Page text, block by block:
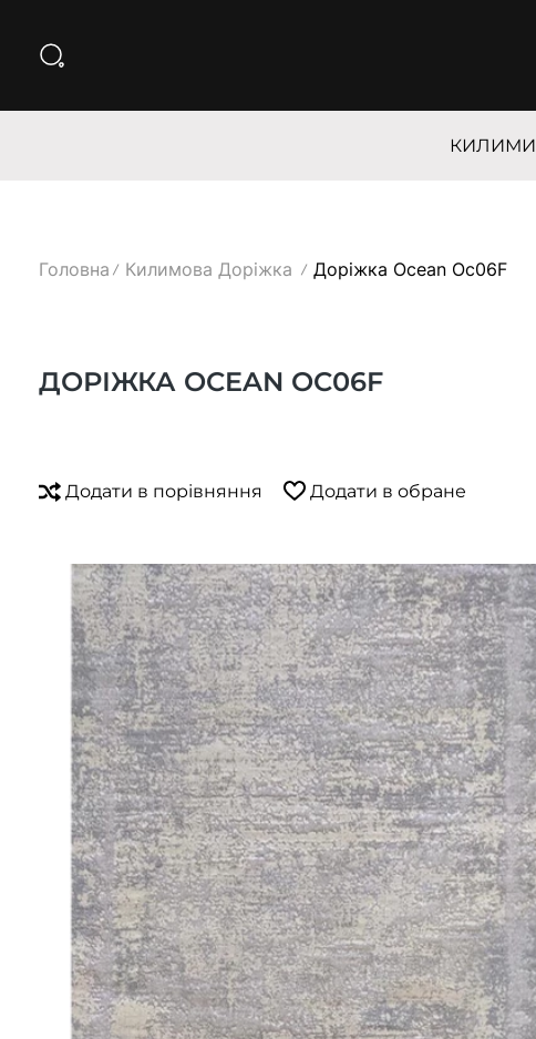
КИЛИМИ
Головна Килимова Доріжка Доріжка Ocean Oc06F
ДОРІЖКА OCEAN OC06F
Додати в порівняння Додати в обране